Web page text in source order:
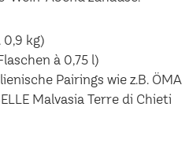
0,9 kg)
à 0,75 l)
Pairings wie z.B. ÖMA
Malvasia Terre di Chieti